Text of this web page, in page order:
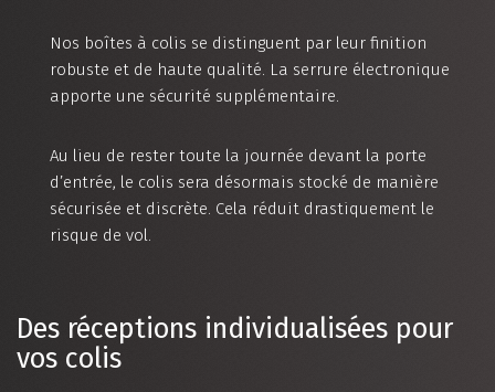
Nos boîtes à colis se distinguent par leur finition
robuste et de haute qualité. La serrure électronique
apporte une sécurité supplémentaire.
Au lieu de rester toute la journée devant la porte
d’entrée, le colis sera désormais stocké de manière
sécurisée et discrète. Cela réduit drastiquement le
risque de vol.
Des réceptions individualisées pour
vos colis